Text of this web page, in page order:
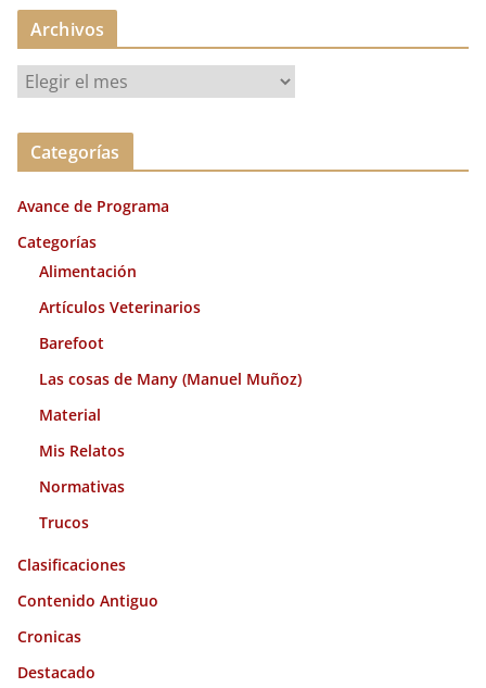
Archivos
c
v
o
Categorías
Avance de Programa
Categorías
Alimentación
Artículos Veterinarios
Barefoot
Las cosas de Many (Manuel Muñoz)
Material
Mis Relatos
Normativas
Trucos
Clasificaciones
Contenido Antiguo
Cronicas
Destacado